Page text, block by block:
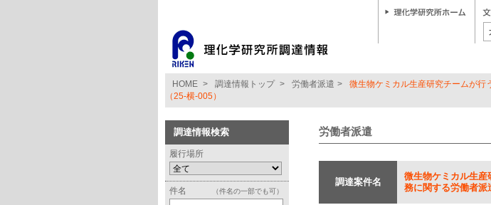
HOME > 調達情報トップ > 労働者派遣 >
微生物ケミカル生産研究チームが行
（25-横-005）
調達情報検索
履行場所
件名 （件名の一部でも可）
労働者派遣
調達案件名
微生物ケミカル生産
務に関する労働者派